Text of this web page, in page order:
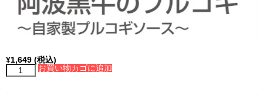
¥1,649 (税込)
お買い物カゴに追加